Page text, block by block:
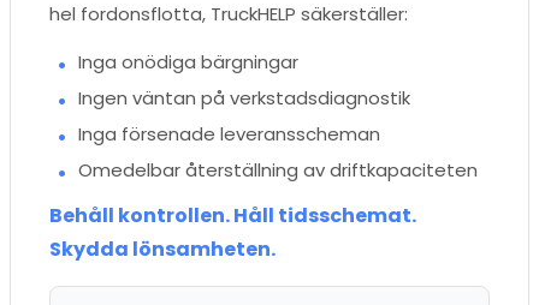
hel fordonsflotta, TruckHELP säkerställer:
Inga onödiga bärgningar
Ingen väntan på verkstadsdiagnostik
Inga försenade leveransscheman
Omedelbar återställning av driftkapaciteten
Behåll kontrollen. Håll tidsschemat.
Skydda lönsamheten.